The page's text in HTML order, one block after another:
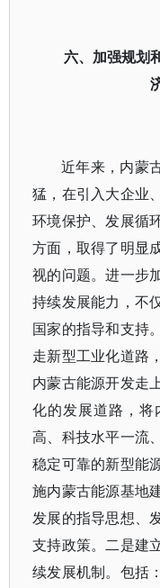
六、加强规划
近年来，内蒙
猛，在引入大企业
环境保护、发展循
方面，取得了明显
视的问题。进一步
持续发展能力，不
国家的指导和支持
走新型工业化道路
内蒙古能源开发走
化的发展道路，
高、科技水平一流
稳定可靠的新型能
施内蒙古能源基地
发展的指导思想、
支持政策。二是建
续发展机制。包括